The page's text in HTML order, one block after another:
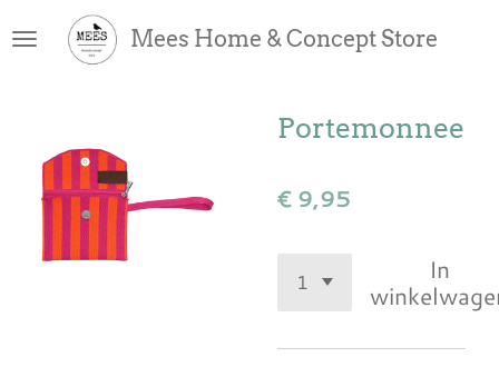
direct
Mees Home & Concept Store
Portemonnee
€ 9,95
In